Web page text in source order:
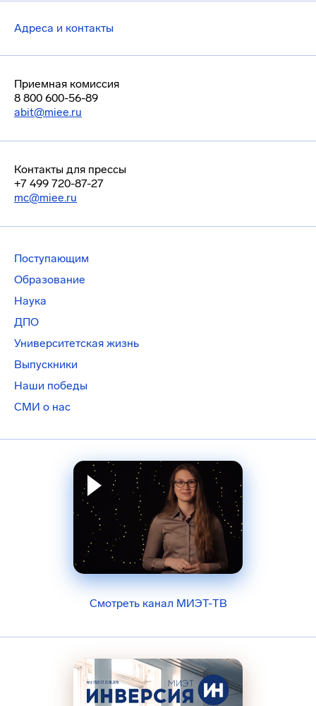
Адреса и контакты
Приемная комиссия
8 800 600-56-89
abit@miee.ru
Контакты для прессы
+7 499 720-87-27
mc@miee.ru
Поступающим
Образование
Наука
ДПО
Университетская жизнь
Выпускники
Наши победы
СМИ о нас
Смотреть канал МИЭТ-ТВ